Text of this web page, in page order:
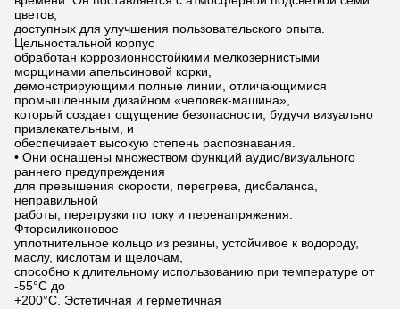
цветов,
доступных для улучшения пользовательского опыта.
Цельностальной корпус
обработан коррозионностойкими мелкозернистыми
морщинами апельсиновой корки,
демонстрирующими полные линии, отличающимися
промышленным дизайном «человек-машина»,
который создает ощущение безопасности, будучи визуально
привлекательным, и
обеспечивает высокую степень распознавания.
• Они оснащены множеством функций аудио/визуального
раннего предупреждения
для превышения скорости, перегрева, дисбаланса,
неправильной
работы, перегрузки по току и перенапряжения.
Фторсиликоновое
уплотнительное кольцо из резины, устойчивое к водороду,
маслу, кислотам и щелочам,
способно к длительному использованию при температуре от
-55°C до
+200°C. Эстетичная и герметичная